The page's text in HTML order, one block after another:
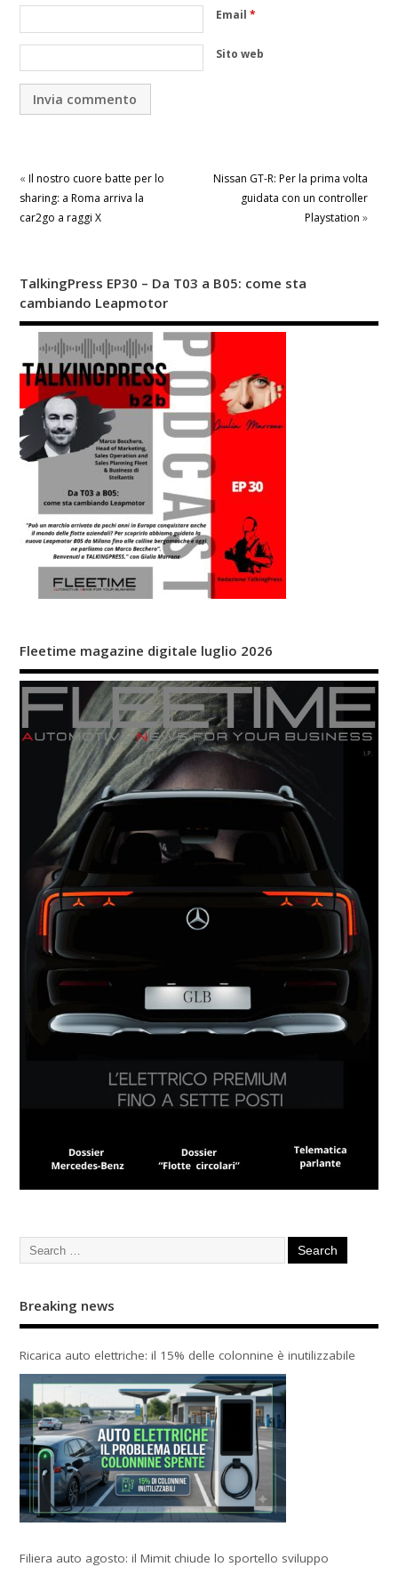
Email *
Sito web
« Il nostro cuore batte per lo
sharing: a Roma arriva la
car2go a raggi X
Nissan GT-R: Per la prima volta
guidata con un controller
Playstation »
TalkingPress EP30 – Da T03 a B05: come sta
cambiando Leapmotor
Fleetime magazine digitale luglio 2026
Breaking news
Ricarica auto elettriche: il 15% delle colonnine è inutilizzabile
Filiera auto agosto: il Mimit chiude lo sportello sviluppo